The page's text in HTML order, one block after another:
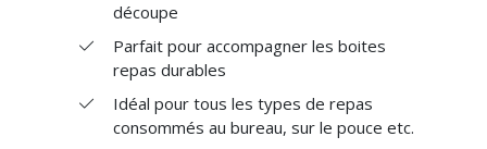
découpe
Parfait pour accompagner les boites
repas durables
Idéal pour tous les types de repas
consommés au bureau, sur le pouce etc.